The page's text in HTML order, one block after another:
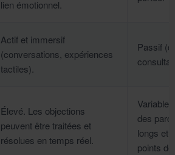
lien émotionnel.
Actif et immersif
(conversations, expériences
tactiles).
Passif
Élevé. Les objections
peuvent être traitées et
résolues en temps réel.
des
longs et
points